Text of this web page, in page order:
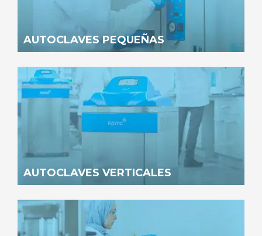
AUTOCLAVES PEQUEÑAS
AUTOCLAVES VERTICALES